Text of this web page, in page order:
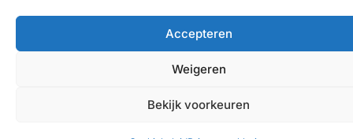
Accepteren
Weigeren
Bekijk voorkeuren